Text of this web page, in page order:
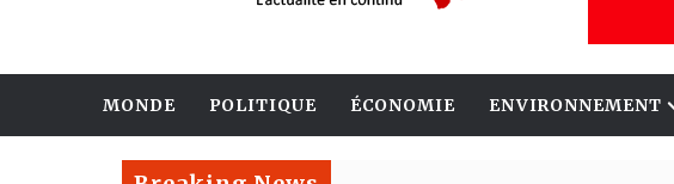
MONDE POLITIQUE ÉCONOMIE ENVIRONNEMENT